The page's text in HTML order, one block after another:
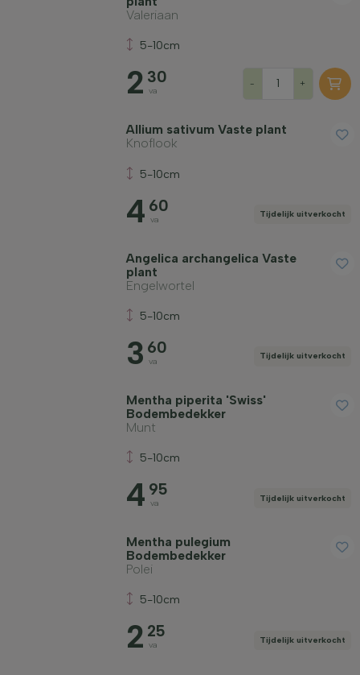
Valeriaan
5-10cm
2 30
va
- +
Allium sativum Vaste plant
Knoflook
5-10cm
4 60
va
Tijdelijk uitverkocht
Angelica archangelica Vaste
plant
Engelwortel
5-10cm
3 60
va
Tijdelijk uitverkocht
Mentha piperita 'Swiss'
Bodembedekker
Munt
5-10cm
4 95
va
Tijdelijk uitverkocht
Mentha pulegium
Bodembedekker
Polei
5-10cm
2 25
va
Tijdelijk uitverkocht